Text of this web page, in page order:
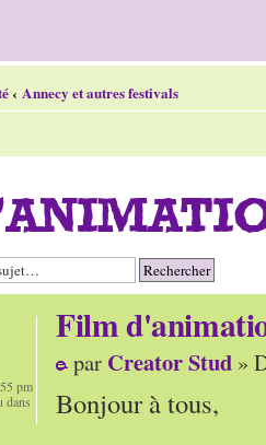
‹ Annecy et autres festivals
Film
par Creator Stud »
Bonjour à tous,
pm
dans